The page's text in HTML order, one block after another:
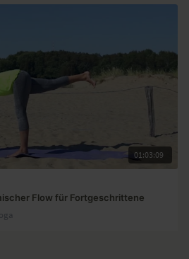
01:03:09
Flow für Fortgeschrittene